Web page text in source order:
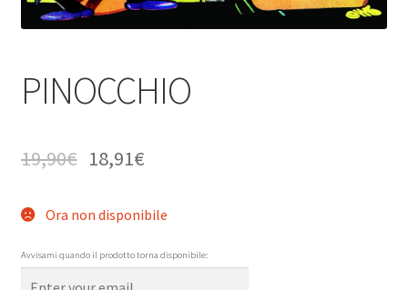
PINOCCHIO
19,90€ 18,91€
Ora non disponibile
Avvisami quando il prodotto torna disponibile: